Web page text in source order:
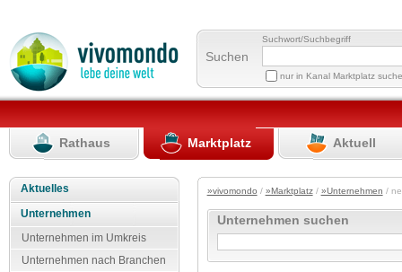
Suchen
Suchwort/Suchbegriff
nur in Kanal Marktplatz
Rathaus Marktplatz Aktuell
Aktuelles
Unternehmen
Unternehmen im Umkreis
Unternehmen nach Branchen
»vivomondo / »Marktplatz/ »Unternehmen /
Unternehmen suchen